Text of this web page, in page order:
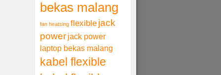
bekas malang
fan heatsing flexible jack
power jack power
laptop bekas malang
kabel flexible